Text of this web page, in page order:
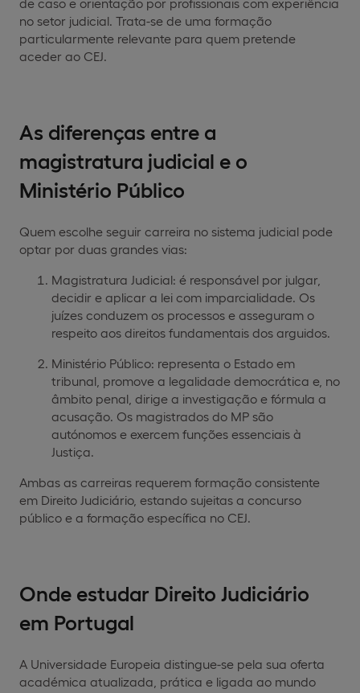
no setor judicial. Trata-se de uma formação
particularmente relevante para quem pretende
aceder ao CEJ.
As diferenças entre a
magistratura judicial e o
Ministério Público
Quem escolhe seguir carreira no sistema judicial pode
optar por duas grandes vias:
Magistratura Judicial: é responsável por julgar,
decidir e aplicar a lei com imparcialidade. Os
juízes conduzem os processos e asseguram o
respeito aos direitos fundamentais dos arguidos.
Ministério Público: representa o Estado em
tribunal, promove a legalidade democrática e, no
âmbito penal, dirige a investigação e fórmula a
acusação. Os magistrados do MP são
autónomos e exercem funções essenciais à
Justiça.
Ambas as carreiras requerem formação consistente
em Direito Judiciário, estando sujeitas a concurso
público e a formação específica no CEJ.
Onde estudar Direito Judiciário
em Portugal
A Universidade Europeia distingue-se pela sua oferta
académica atualizada, prática e ligada ao mundo